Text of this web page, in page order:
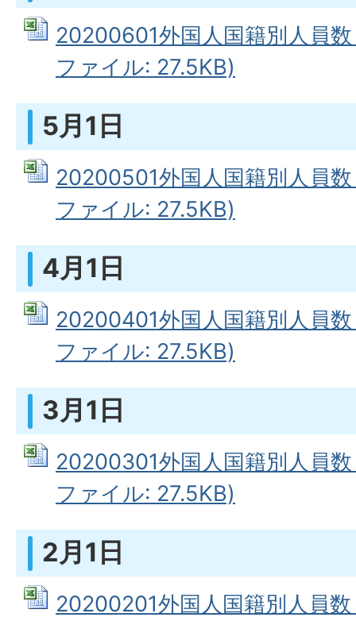
20200601外国人国籍別人員
ファイル: 27.5KB)
5月1日
20200501外国人国籍別人員
ファイル: 27.5KB)
4月1日
20200401外国人国籍別人員
ファイル: 27.5KB)
3月1日
20200301外国人国籍別人員
ファイル: 27.5KB)
2月1日
20200201外国人国籍別人員